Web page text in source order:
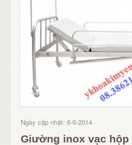
Ngày cập nhật: 6-6-2014
Giường inox vạc hộp